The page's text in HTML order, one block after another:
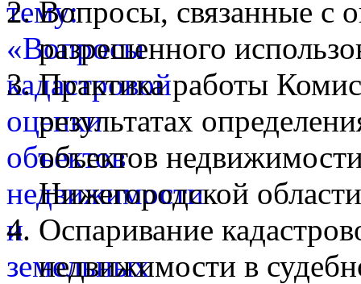
Вопросы, связанные с
разрешенного
Практика работы
результатах
объектов
Нижегородской
Оспаривание
недвижимости в